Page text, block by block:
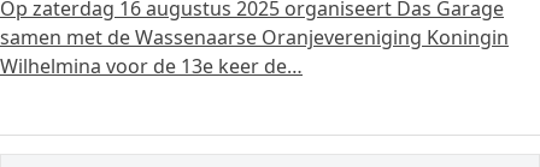
Op zaterdag 16 augustus 2025 organiseert Das Garage
samen met de Wassenaarse Oranjevereniging Koningin
Wilhelmina voor de 13e keer de…